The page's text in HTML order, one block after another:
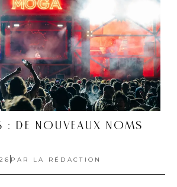
DE NOUVEAUX NOMS
PAR LA RÉDACTION